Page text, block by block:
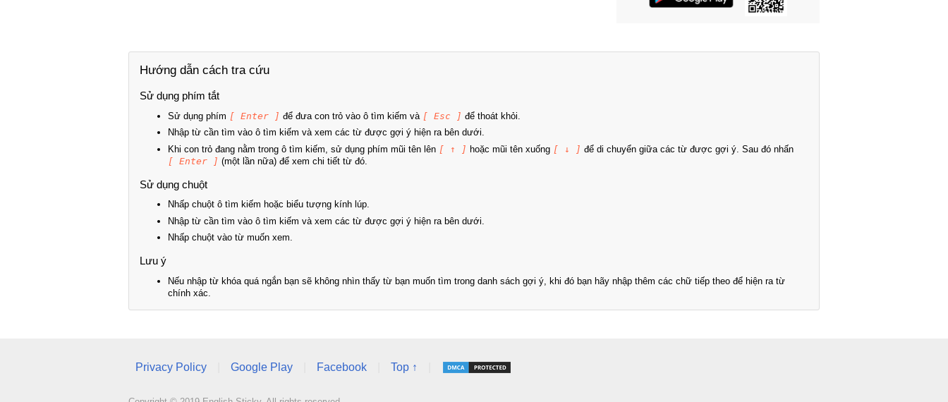
Hướng dẫn cách tra cứu
Sử dụng phím tắt
Sử dụng phím [ Enter ] để đưa con trỏ vào ô tìm kiếm và [ Esc ] để thoát khỏi.
Nhập từ cần tìm vào ô tìm kiếm và xem các từ được gợi ý hiện ra bên dưới.
Khi con trỏ đang nằm trong ô tìm kiếm, sử dụng phím mũi tên lên [ ↑ ] hoặc mũi tên xuống [ ↓ ] để di chuyển giữa các từ được gợi ý. Sau đó nhấn
[ Enter ] (một lần nữa) để xem chi tiết từ đó.
Sử dụng chuột
Nhấp chuột ô tìm kiếm hoặc biểu tượng kính lúp.
Nhập từ cần tìm vào ô tìm kiếm và xem các từ được gợi ý hiện ra bên dưới.
Nhấp chuột vào từ muốn xem.
Lưu ý
Nếu nhập từ khóa quá ngắn bạn sẽ không nhìn thấy từ bạn muốn tìm trong danh sách gợi ý, khi đó bạn hãy nhập thêm các chữ tiếp theo để hiện ra từ
chính xác.
Privacy Policy Google Play Facebook Top ↑